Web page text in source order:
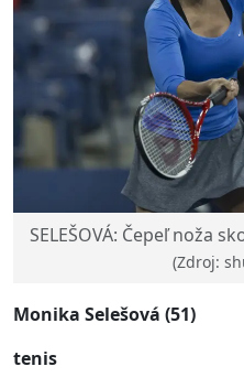
SELEŠOVÁ: Čepeľ noža
(Zdroj:
Monika Selešová (51)
tenis